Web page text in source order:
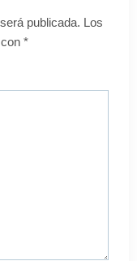
publicada. Los
*